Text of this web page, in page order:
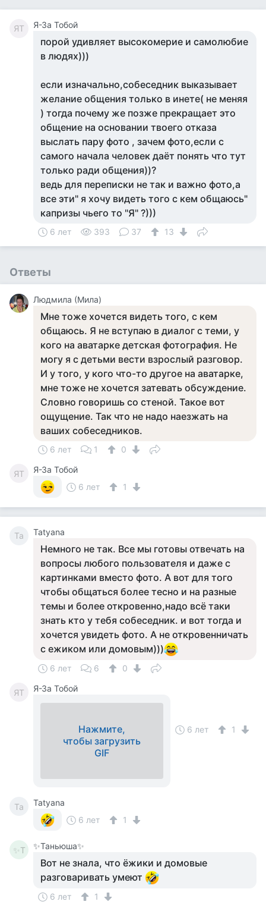
ЯТ Я-За Тобой
порой удивляет высокомерие и самолюбие
в людях)))
если изначально,собеседник выказывает
желание общения только в инете( не меняя
) тогда почему же позже прекращает это
общение на основании твоего отказа
выслать пару фото , зачем фото,если с
самого начала человек даёт понять что тут
только ради общения))?
ведь для переписки не так и важно фото,а
все эти" я хочу видеть того с кем общаюсь"
капризы чьего то "Я" ?)))
6 лет 393 37 13
Ответы
Людмила (Мила)
Мне тоже хочется видеть того, с кем
общаюсь. Я не вступаю в диалог с теми, у
кого на аватарке детская фотография. Не
могу я с детьми вести взрослый разговор.
И у того, у кого что-то другое на аватарке,
мне тоже не хочется затевать обсуждение.
Словно говоришь со стеной. Такое вот
ощущение. Так что не надо наезжать на
ваших собеседников.
6 лет 1 0
ЯТ
Я-За Тобой
6 лет
1
Ta Tatyana
Немного не так. Все мы готовы отвечать на
вопросы любого пользователя и даже с
картинками вместо фото. А вот для того
чтобы общаться более тесно и на разные
темы и более откровенно,надо всё таки
знать кто у тебя собеседник. и вот тогда и
хочется увидеть фото. А не откровенничать
с ежиком или домовым)))
6 лет 6 0
ЯТ Я-За Тобой
Нажмите,
чтобы загрузить
GIF
6 лет 1
Ta
Tatyana
6 лет
1
✨Т ✨Таньюша✨
Вот не знала, что ёжики и домовые
разговаривать умеют
6 лет 1